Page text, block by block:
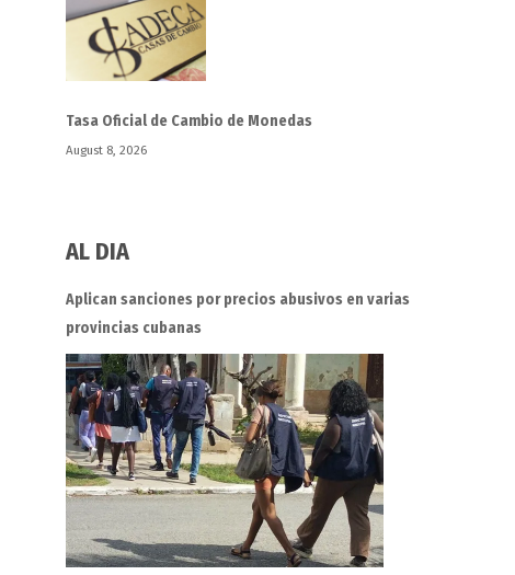
Tasa Oficial de Cambio de Monedas
August 8, 2026
AL DIA
Aplican sanciones por precios abusivos en varias
provincias cubanas